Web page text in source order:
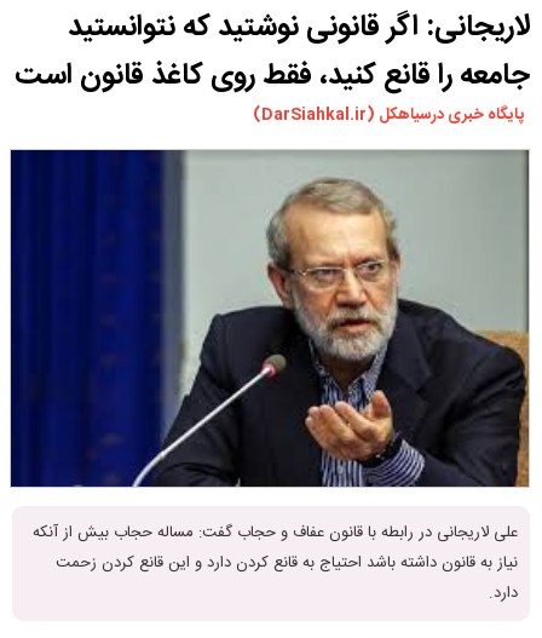
ورزشی
سیاسی
چندرسانه ای
لاریجانی: اگر قانونی نوشتید که نتوانستید
جامعه را قانع کنید، فقط روی کاغذ قانون است
پایگاه خبری درسیاهکل (DarSiahkal.ir)
علی لاریجانی در رابطه با قانون عفاف و حجاب گفت: مساله حجاب بیش از آنکه
نیاز به قانون داشته باشد احتیاج به قانع کردن دارد و این قانع کردن زحمت
دارد.